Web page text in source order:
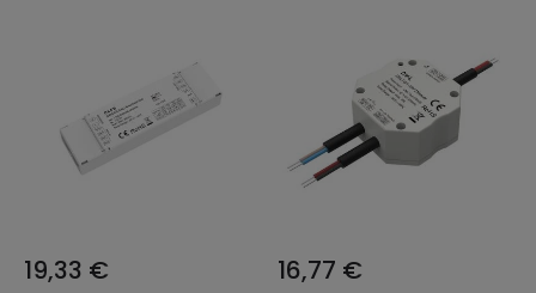
19,33 € 16,77 €